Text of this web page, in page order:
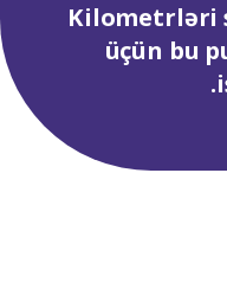
Kilometrləri
üçün bu